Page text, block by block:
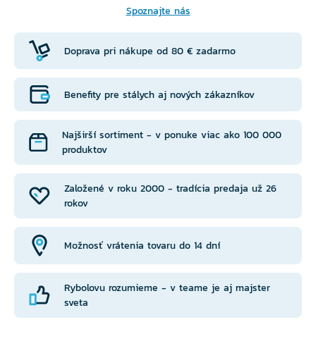
Spoznajte nás
Doprava pri nákupe od 80 € zadarmo
Založené v roku 2000 - tradícia predaja už 26
rokov
Benefity pre stálych aj nových zákazníkov
Možnosť vrátenia tovaru do 14 dní
Najširší sortiment - v ponuke viac ako 100 000
produktov
Rybolovu rozumieme - v teame je aj majster
sveta